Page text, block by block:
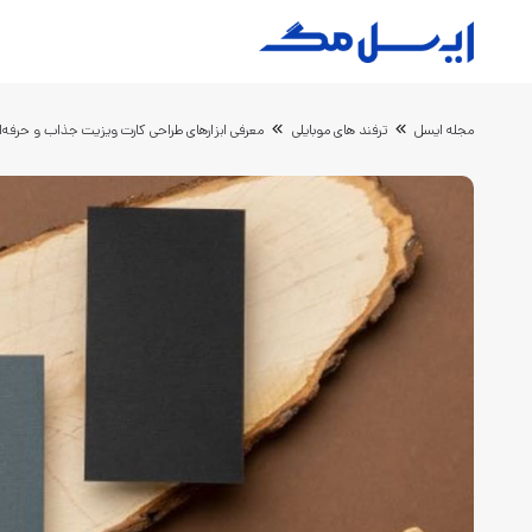
مجله ایسل ترفند های موبایلی معرفی ابزارهای طراحی کارت ویزیت جذاب و